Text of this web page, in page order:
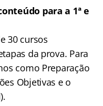
para a 1ª e
30 cursos
da prova. Para
como Preparação
Objetivas e o